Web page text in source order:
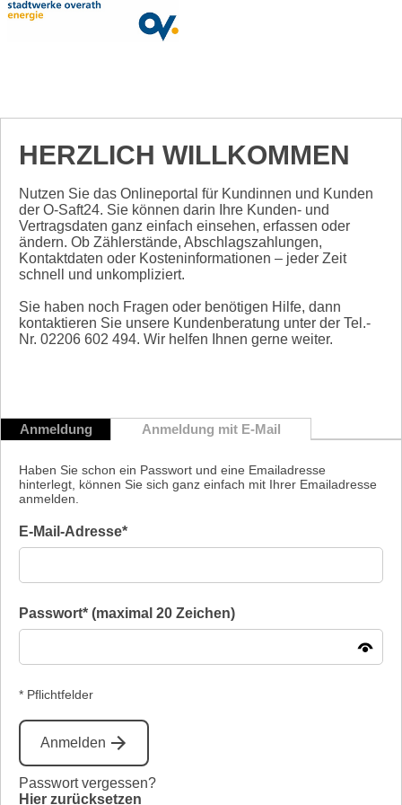
Anmeldung Anmeldung mit E-Mail
Haben Sie schon ein Passwort und eine Emailadresse
hinterlegt, können Sie sich ganz einfach mit Ihrer Emailadresse
anmelden.
E-Mail-Adresse*
Passwort* (maximal 20 Zeichen)
* Pflichtfelder
Anmelden
Passwort vergessen?
Hier zurücksetzen
HERZLICH WILLKOMMEN
Nutzen Sie das Onlineportal für Kundinnen und Kunden
der O-Saft24. Sie können darin Ihre Kunden- und
Vertragsdaten ganz einfach einsehen, erfassen oder
ändern. Ob Zählerstände, Abschlagszahlungen,
Kontaktdaten oder Kosteninformationen – jeder Zeit
schnell und unkompliziert.
Sie haben noch Fragen oder benötigen Hilfe, dann
kontaktieren Sie unsere Kundenberatung unter der Tel.-
Nr. 02206 602 494. Wir helfen Ihnen gerne weiter.